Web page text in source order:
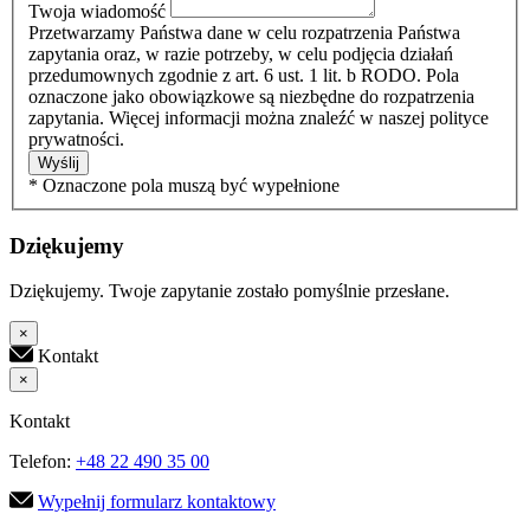
Twoja wiadomość
Przetwarzamy Państwa dane w celu rozpatrzenia Państwa
zapytania oraz, w razie potrzeby, w celu podjęcia działań
przedumownych zgodnie z art. 6 ust. 1 lit. b RODO. Pola
oznaczone jako obowiązkowe są niezbędne do rozpatrzenia
zapytania. Więcej informacji można znaleźć w naszej polityce
prywatności.
Wyślij
* Oznaczone pola muszą być wypełnione
Dziękujemy
Dziękujemy. Twoje zapytanie zostało pomyślnie przesłane.
×
Kontakt
×
Kontakt
Telefon: +48 22 490 35 00
Wypełnij formularz kontaktowy